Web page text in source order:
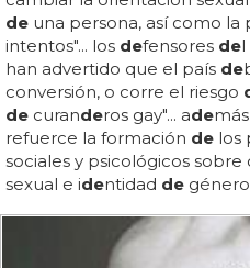
de una persona, así como la
intentos"... los defensores del
han advertido que el país de
conversión, o corre el riesgo
de curanderos gay"... ade
refuerce la formación de los
sociales y psicológicos sobre
sexual e identidad de género